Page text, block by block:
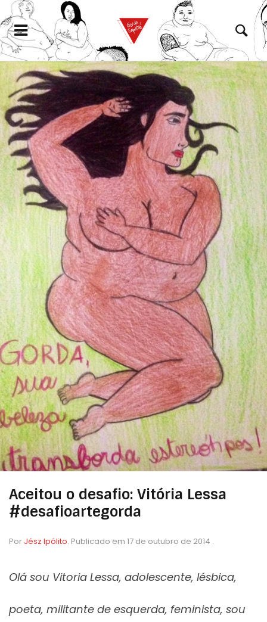
Aceitou o desafio: Vitória Lessa
#desafioartegorda
Por Jész Ipólito. Publicado em 17 de outubro de 2014 .
Olá sou Vitoria Lessa, adolescente, lésbica,
poeta, militante de esquerda, feminista, sou